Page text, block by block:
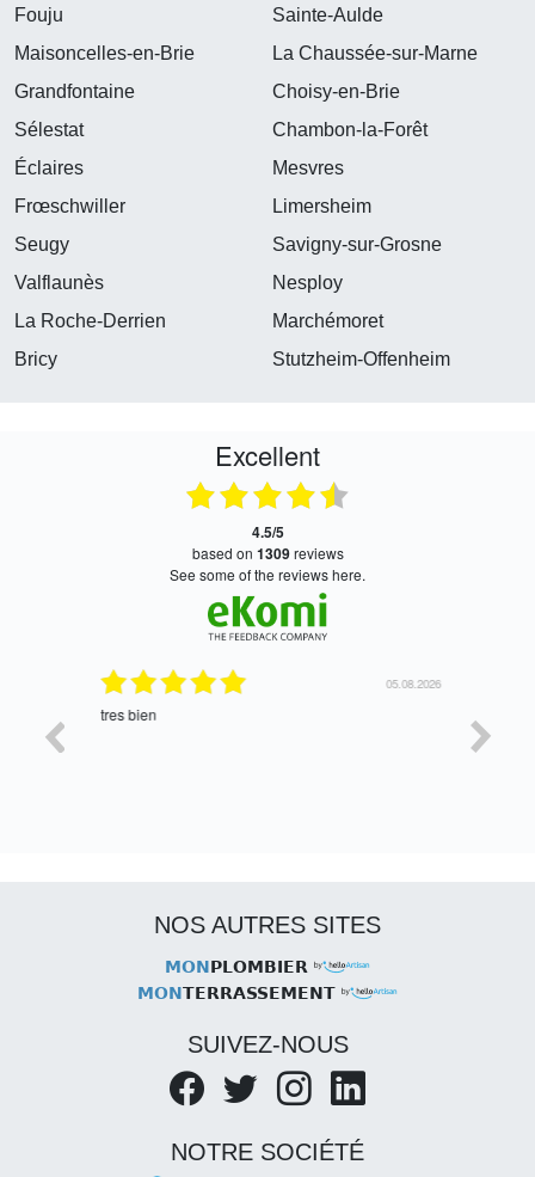
Fouju
Sainte-Aulde
Maisoncelles-en-Brie
La Chaussée-sur-Marne
Grandfontaine
Choisy-en-Brie
Sélestat
Chambon-la-Forêt
Éclaires
Mesvres
Frœschwiller
Limersheim
Seugy
Savigny-sur-Grosne
Valflaunès
Nesploy
La Roche-Derrien
Marchémoret
Bricy
Stutzheim-Offenheim
Excellent
4.5/5
based on 1309reviews
see some of the reviews here.
05.08.2026
tres bien
NOS AUTRES SITES
MONPLOMBIER
MONTERRASSEMENT
SUIVEZ-NOUS
NOTRE SOCIÉTÉ